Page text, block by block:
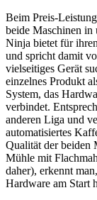
Beim Preis-
beide Maschinen in
Ninja bietet für
und spricht damit
vielseitiges Gerät
einzelnes Produkt
System, das
verbindet.
anderen Liga und
automatisiertes
Qualität der beiden
Mühle mit
daher), erkennt
Hardware am Start